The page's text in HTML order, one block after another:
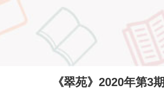
《翠苑》2020年第3期